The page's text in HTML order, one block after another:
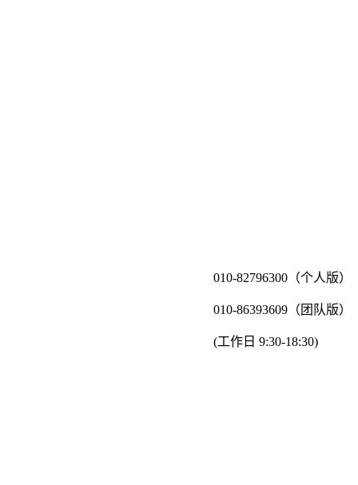
010-82796300（个人版）
010-86393609（团队版）
(工作日 9:30-18:30)